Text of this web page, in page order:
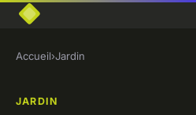
Accueil›Jardin
JARDIN